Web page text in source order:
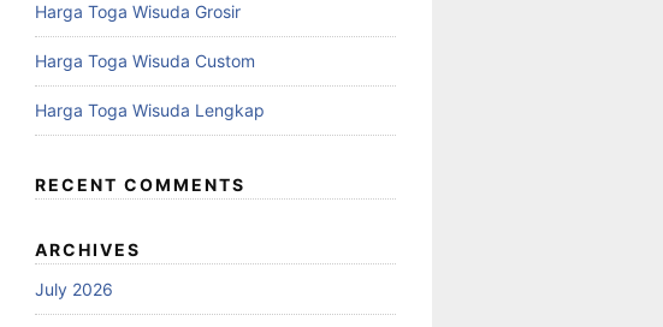
Harga Toga Wisuda Grosir
Harga Toga Wisuda Custom
Harga Toga Wisuda Lengkap
RECENT COMMENTS
ARCHIVES
July 2026